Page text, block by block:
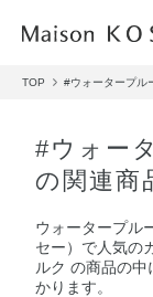
TOP #ウォータープル
#ウォー
の関連商
ウォータープル
セー）で人気の
ルク の商品の
かります。